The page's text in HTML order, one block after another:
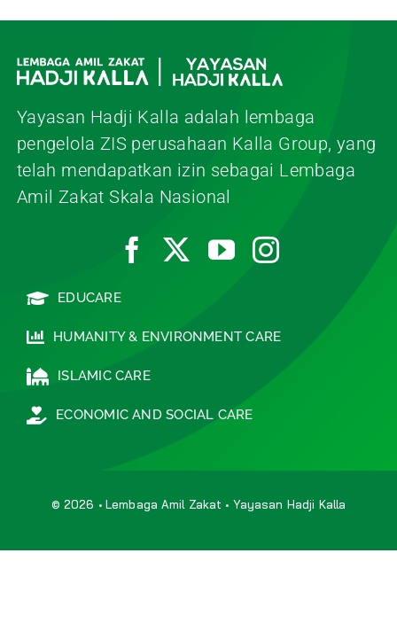
Yayasan Hadji Kalla adalah lembaga
pengelola ZIS perusahaan Kalla Group, yang
telah mendapatkan izin sebagai Lembaga
Amil Zakat Skala Nasional
EDUCARE
HUMANITY & ENVIRONMENT CARE
ISLAMIC CARE
ECONOMIC AND SOCIAL CARE
© 2026 • Lembaga Amil Zakat • Yayasan Hadji Kalla